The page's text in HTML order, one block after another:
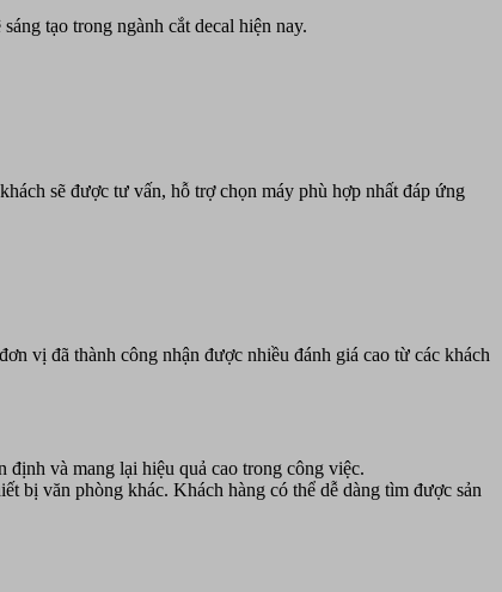
tạo trong ngành cắt decal hiện nay.
sẽ được tư vấn, hỗ trợ chọn máy phù hợp nhất đáp ứng
vị đã thành công nhận được nhiều đánh giá cao từ các khách
định và mang lại hiệu quả cao trong công việc.
bị văn phòng khác. Khách hàng có thể dễ dàng tìm được sản